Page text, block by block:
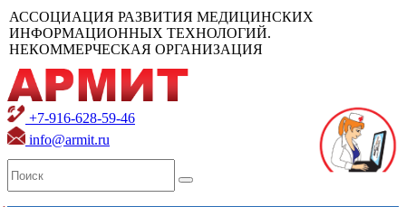
АССОЦИАЦИЯ РАЗВИТИЯ МЕДИЦИНСКИХ
ИНФОРМАЦИОННЫХ ТЕХНОЛОГИЙ.
НЕКОММЕРЧЕСКАЯ ОРГАНИЗАЦИЯ
+7-916-628-59-46
info@armit.ru